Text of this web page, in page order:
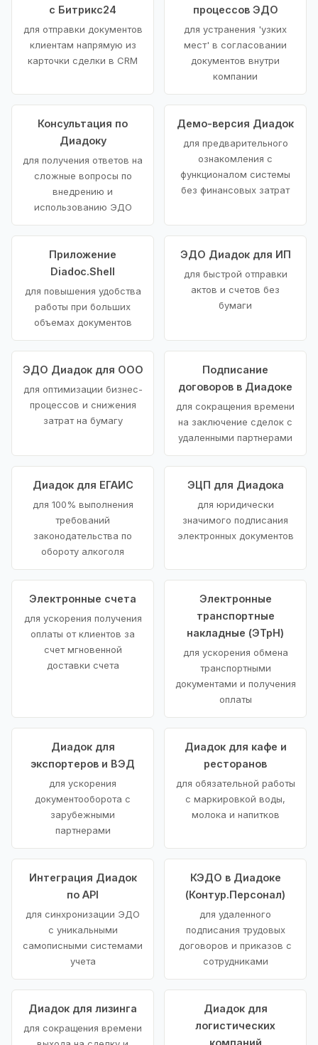
с Битрикс24
для отправки документов
клиентам напрямую из
карточки сделки в CRM
процессов ЭДО
для устранения 'узких
мест' в согласовании
документов внутри
компании
Консультация по
Диадоку
для получения ответов на
сложные вопросы по
внедрению и
использованию ЭДО
Демо-версия Диадок
для предварительного
ознакомления с
функционалом системы
без финансовых затрат
Приложение
Diadoc.Shell
для повышения удобства
работы при больших
объемах документов
ЭДО Диадок для ИП
для быстрой отправки
актов и счетов без
бумаги
ЭДО Диадок для ООО
для оптимизации бизнес-
процессов и снижения
затрат на бумагу
Подписание
договоров в Диадоке
для сокращения времени
на заключение сделок с
удаленными партнерами
Диадок для ЕГАИС
для 100% выполнения
требований
законодательства по
обороту алкоголя
ЭЦП для Диадока
для юридически
значимого подписания
электронных документов
Электронные счета
для ускорения получения
оплаты от клиентов за
счет мгновенной
доставки счета
Электронные
транспортные
накладные (ЭТрН)
для ускорения обмена
транспортными
документами и получения
оплаты
Диадок для
экспортеров и ВЭД
для ускорения
документооборота с
зарубежными
партнерами
Диадок для кафе и
ресторанов
для обязательной работы
с маркировкой воды,
молока и напитков
Интеграция Диадок
по API
для синхронизации ЭДО
с уникальными
самописными системами
учета
КЭДО в Диадоке
(Контур.Персонал)
для удаленного
подписания трудовых
договоров и приказов с
сотрудниками
Диадок для лизинга
для сокращения времени
Диадок для
логистических